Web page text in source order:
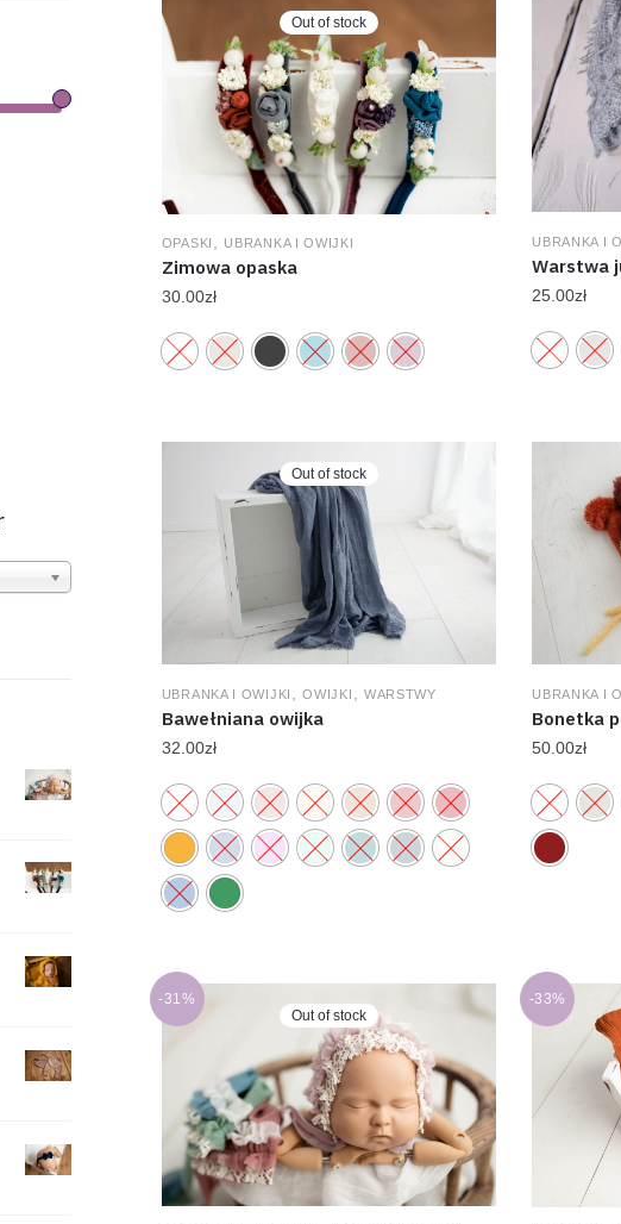
Out of stock
OPASKI , UBRANKA I OWIJKI
Zimowa opaska
30.00zł
UBRANKA I
Warstwa
25.00zł
Out of stock
UBRANKA I OWIJKI ,OWIJKI WARSTWY
Bawełniana owijka
32.00zł
UBRANKA I
Bonetka
50.00zł
Out of stock
-31% -33%